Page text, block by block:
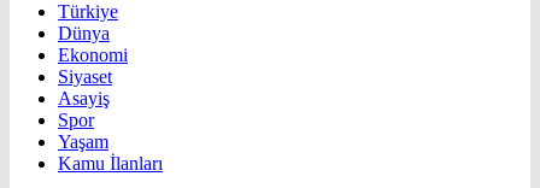
Türkiye
Dünya
Ekonomi
Siyaset
Asayiş
Spor
Yaşam
Kamu İlanları